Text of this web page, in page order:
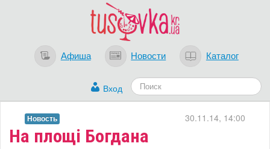
Афиша Новости Каталог
Вход
На площі Богдана
30.11.14, 14:00
Новость